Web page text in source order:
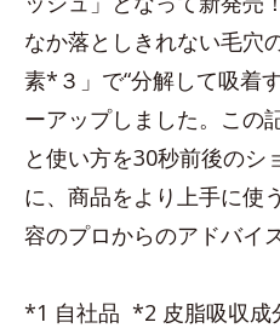
なか落としきれない毛穴
素*３」で“分解して吸着
ーアップしました。この
と使い方を30秒前後のシ
に、商品をより上手に使
容のプロからのアドバイ
*1 自社品 *2 皮脂吸収